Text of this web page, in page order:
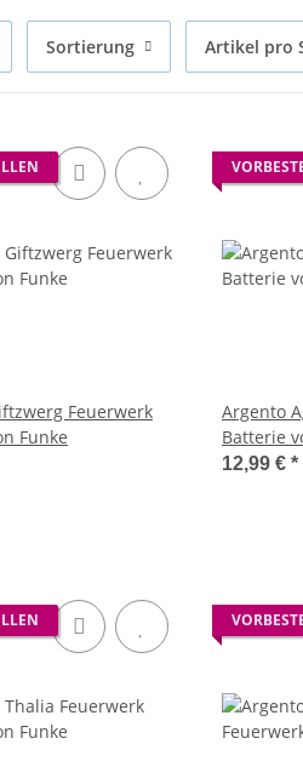
Sortierung Artikel pro
Feuerwerk
Funke
Argento
Batterie
12,99 € *